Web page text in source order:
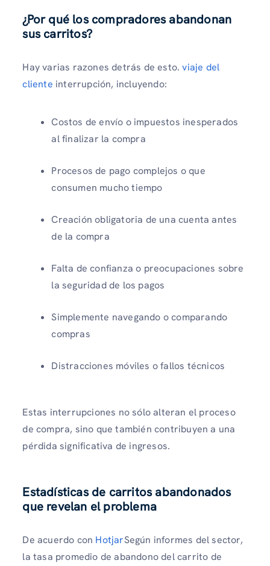
¿Por qué los compradores abandonan
sus carritos?
Hay varias razones detrás de esto.viaje del
cliente interrupción, incluyendo:
Costos de envío o impuestos inesperados
al finalizar la compra
Procesos de pago complejos o que
consumen mucho tiempo
Creación obligatoria de una cuenta antes
de la compra
Falta de confianza o preocupaciones sobre
la seguridad de los pagos
Simplemente navegando o comparando
compras
Distracciones móviles o fallos técnicos
Estas interrupciones no sólo alteran el proceso
de compra, sino que también contribuyen a una
pérdida significativa de ingresos.
Estadísticas de carritos abandonados
que revelan el problema
De acuerdo con HotjarSegún informes del sector,
la tasa promedio de abandono del carrito de